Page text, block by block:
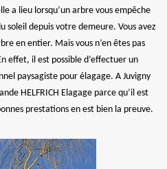
a lieu lorsqu’un arbre vous empêche
soleil depuis votre demeure. Vous avez
en entier. Mais vous n’en êtes pas
effet, il est possible d’effectuer un
paysagiste pour élagage. A Juvigny
HELFRICH Elagage parce qu’il est
prestations en est bien la preuve.